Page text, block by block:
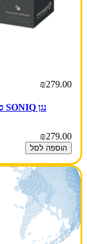
₪279.00
נגן SONIQ סוניק מקורי מבית סאמויקס 32GB כשר
₪279.00
הוספה לסל